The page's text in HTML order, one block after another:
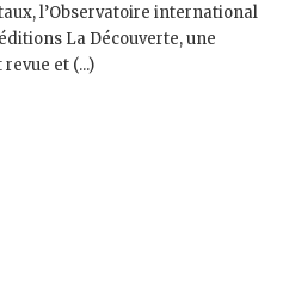
l’Observatoire international
La Découverte, une
et (...)